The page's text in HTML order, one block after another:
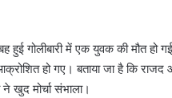
गोलीबारी में एक युवक की मौत हो
हो गए। बताया जा है कि
खुद मोर्चा संभाला।